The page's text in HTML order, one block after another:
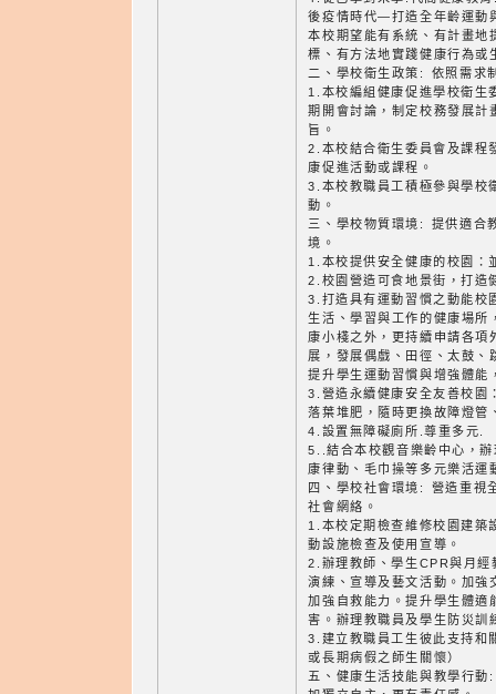
後疫情時代—打造全年齡運動
本校期望能有系統、有計畫地
標、有方法地實踐健康行為或
二、學校衛生政策: 依照需求
1.本校編組健康促進學校衛生
期開會討論，制定校務發展計
旨。
2.本校結合衛生委員會及課程
康促進活動或課程。
3.本校教職員工積極參與學校
動。
三、學校物質環境: 提供適合
境。
1.本校提供安全健康的校園：
2.校園營造可食地景街，打造
3.打造具有運動習慣之動能校
生活、學習與工作的健康場所
康小棧之外，更持續申請各
展，發展偶戲、田徑、太鼓、
提升學生運動習慣與增強體能
3.營造永續健康安全友善校園
落葉堆肥，隨時更換故障燈管
4.設置無障礙廁所.尊重多元.
5..結合本校觀音樂齡中心，
康律動、毛巾操等多元樂活運
四、學校社會環境: 營造重視
社會網絡。
1.本校定期檢查維修校園建築
動設施檢查及使用宣導。
2.辦理教師、學生CPR與月經
演練、宣導及藝文活動。加強
加強自救能力。提升學生體適
害。辦理教職員及學生防災訓
3.建立教職員工生彼此支持和
或長期病假之師生關懷）
五、健康生活技能與教學行